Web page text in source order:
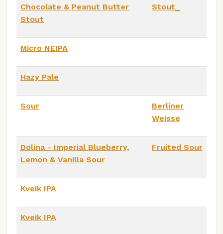
Chocolate & Peanut Butter
Stout
Stout_
Micro NEIPA
Hazy Pale
Sour
Berliner
Weisse
Dolina - Imperial Blueberry,
Lemon & Vanilla Sour
Fruited Sour
Kveik IPA
Kveik IPA